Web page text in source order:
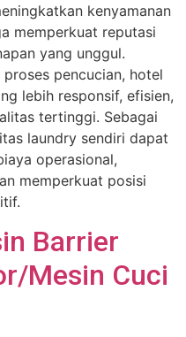
kenyamanan
memperkuat reputasi
yang unggul.
pencucian, hotel
lebih responsif, efisien,
tertinggi. Sebagai
laundry sendiri dapat
operasional,
memperkuat posisi
Barrier
Mesin Cuci